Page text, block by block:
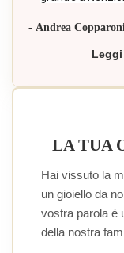
- Andrea
LA TUA
Hai vissuto la
un gioiello da
vostra parola è
della nostra